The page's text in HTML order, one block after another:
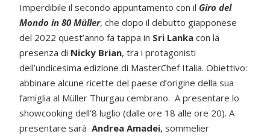
Imperdibile il secondo appuntamento con il Giro del
Mondo in 80 Müller, che dopo il debutto giapponese
del 2022 quest’anno fa tappa in Sri Lanka con la
presenza di Nicky Brian, tra i protagonisti
dell’undicesima edizione di MasterChef Italia. Obiettivo:
abbinare alcune ricette del paese d’origine della sua
famiglia al Müller Thurgau cembrano. A presentare lo
showcooking dell’8 luglio (dalle ore 18 alle ore 20). A
presentare saràAndrea Amadei, sommelier